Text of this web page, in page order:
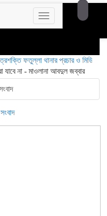
Toggle
navigation
ফতুল্লা থানার প্রচার ও মিডিয়া সম্পাদক
না - মাওলানা আবদুল জব্বার